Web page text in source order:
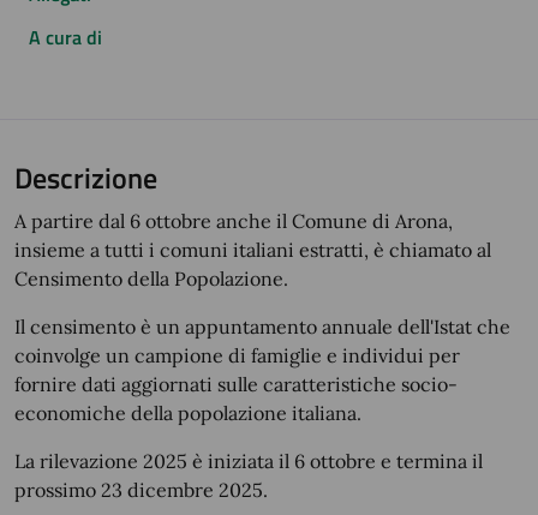
A cura di
Descrizione
A partire dal 6 ottobre anche il Comune di Arona,
insieme a tutti i comuni italiani estratti, è chiamato al
Censimento della Popolazione.
Il censimento è un appuntamento annuale dell'Istat che
coinvolge un campione di famiglie e individui per
fornire dati aggiornati sulle caratteristiche socio-
economiche della popolazione italiana.
La rilevazione 2025 è iniziata il 6 ottobre e termina il
prossimo 23 dicembre 2025.